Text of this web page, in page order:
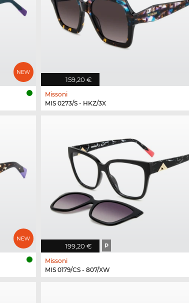
159,20 €
Missoni
MIS 0273/S - HKZ/3X
199,20 € P
Missoni
MIS 0179/CS - 807/XW